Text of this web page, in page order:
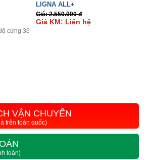
cứng 36
LIGNA ALL+
Giá: 2.550.000 đ
Giá KM: Liên hệ
VẬN CHUYỂN
trên toàn quốc)
toán)